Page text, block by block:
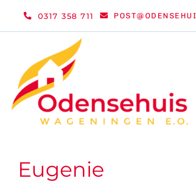
0317 358 711
Eugenie